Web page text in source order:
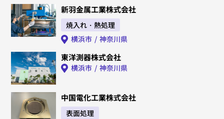
新羽金属工業株式会社
焼入れ・熱処理
神奈川県
横浜市
東洋測器株式会社
神奈川県
横浜市
中国電化工業株式会社
表面処理